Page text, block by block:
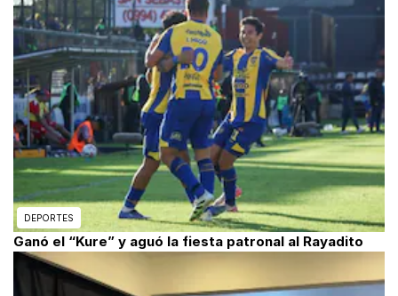
DEPORTES
Ganó el “Kure” y aguó la fiesta patronal al Rayadito